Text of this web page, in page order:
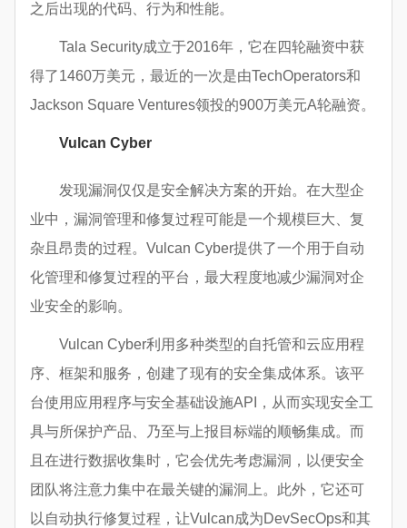
之后出现的代码、行为和性能。
Tala Security成立于2016年，它在四轮融资中获
得了1460万美元，最近的一次是由TechOperators和
Jackson Square Ventures领投的900万美元A轮融资。
Vulcan Cyber
发现漏洞仅仅是安全解决方案的开始。在大型企
业中，漏洞管理和修复过程可能是一个规模巨大、复
杂且昂贵的过程。Vulcan Cyber提供了一个用于自动
化管理和修复过程的平台，最大程度地减少漏洞对企
业安全的影响。
Vulcan Cyber利用多种类型的自托管和云应用程
序、框架和服务，创建了现有的安全集成体系。该平
台使用应用程序与安全基础设施API，从而实现安全工
具与所保护产品、乃至与上报目标端的顺畅集成。而
且在进行数据收集时，它会优先考虑漏洞，以便安全
团队将注意力集中在最关键的漏洞上。此外，它还可
以自动执行修复过程，让Vulcan成为DevSecOps和其